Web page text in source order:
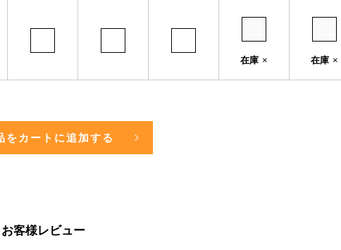
在庫 × 在庫 ×
お客様レビュー